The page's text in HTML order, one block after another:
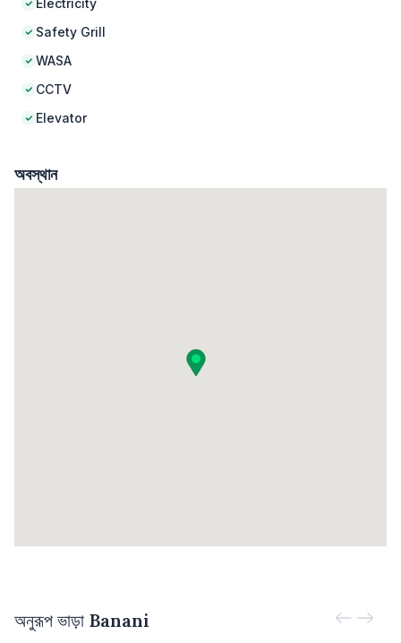
Electricity
Safety Grill
WASA
CCTV
Elevator
অবস্থান
অনুরূপ ভাড়া Banani